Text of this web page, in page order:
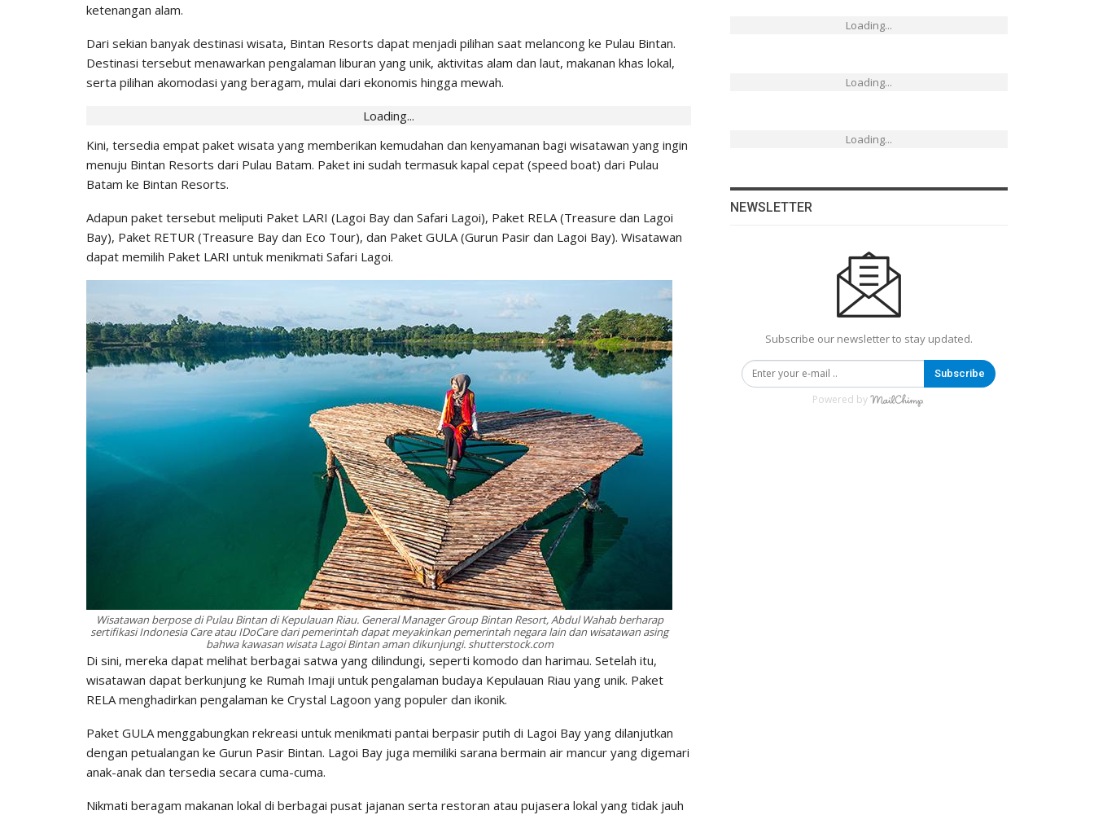
ketenangan alam.
Dari sekian banyak destinasi wisata, Bintan Resorts dapat menjadi pilihan saat melancong ke Pulau Bintan.
Destinasi tersebut menawarkan pengalaman liburan yang unik, aktivitas alam dan laut, makanan khas lokal,
serta pilihan akomodasi yang beragam, mulai dari ekonomis hingga mewah.
Loading...
Kini, tersedia empat paket wisata yang memberikan kemudahan dan kenyamanan bagi wisatawan yang ingin
menuju Bintan Resorts dari Pulau Batam. Paket ini sudah termasuk kapal cepat (speed boat) dari Pulau
Batam ke Bintan Resorts.
Adapun paket tersebut meliputi Paket LARI (Lagoi Bay dan Safari Lagoi), Paket RELA (Treasure dan Lagoi
Bay), Paket RETUR (Treasure Bay dan Eco Tour), dan Paket GULA (Gurun Pasir dan Lagoi Bay). Wisatawan
dapat memilih Paket LARI untuk menikmati Safari Lagoi.
Wisatawan berpose di Pulau Bintan di Kepulauan Riau. General Manager Group Bintan Resort, Abdul Wahab berharap
sertifikasi Indonesia Care atau IDoCare dari pemerintah dapat meyakinkan pemerintah negara lain dan wisatawan asing
bahwa kawasan wisata Lagoi Bintan aman dikunjungi. shutterstock.com
Di sini, mereka dapat melihat berbagai satwa yang dilindungi, seperti komodo dan harimau. Setelah itu,
wisatawan dapat berkunjung ke Rumah Imaji untuk pengalaman budaya Kepulauan Riau yang unik. Paket
RELA menghadirkan pengalaman ke Crystal Lagoon yang populer dan ikonik.
Paket GULA menggabungkan rekreasi untuk menikmati pantai berpasir putih di Lagoi Bay yang dilanjutkan
dengan petualangan ke Gurun Pasir Bintan. Lagoi Bay juga memiliki sarana bermain air mancur yang digemari
anak-anak dan tersedia secara cuma-cuma.
Nikmati beragam makanan lokal di berbagai pusat jajanan serta restoran atau pujasera lokal yang tidak jauh
Loading...
Loading...
Loading...
NEWSLETTER
Subscribe our newsletter to stay updated.
Subscribe
Powered by